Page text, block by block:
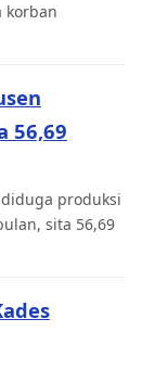
korban
56,69
produksi
sita 56,69